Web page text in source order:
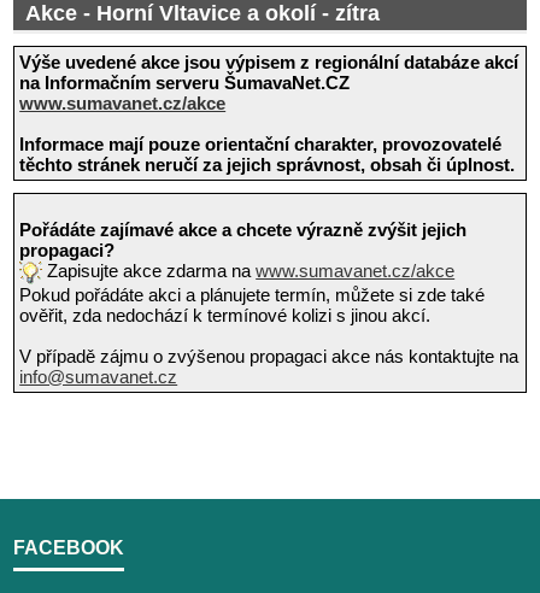
Akce - Horní Vltavice a okolí - zítra
Výše uvedené akce jsou výpisem z regionální databáze akcí
na Informačním serveru ŠumavaNet.CZ
www.sumavanet.cz/akce
Informace mají pouze orientační charakter, provozovatelé
těchto stránek neručí za jejich správnost, obsah či úplnost.
Pořádáte zajímavé akce a chcete výrazně zvýšit jejich
propagaci?
Zapisujte akce zdarma nawww.sumavanet.cz/akce
Pokud pořádáte akci a plánujete termín, můžete si zde také
ověřit, zda nedochází k termínové kolizi s jinou akcí.
V případě zájmu o zvýšenou propagaci akce nás kontaktujte na
info@sumavanet.cz
FACEBOOK